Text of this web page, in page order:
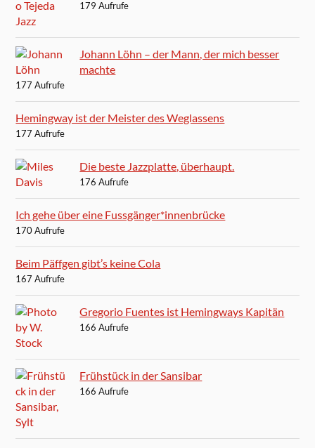
179 Aufrufe
Johann Löhn – der Mann, der mich besser
machte
177 Aufrufe
Hemingway ist der Meister des Weglassens
177 Aufrufe
Die beste Jazzplatte, überhaupt.
176 Aufrufe
Ich gehe über eine Fussgänger*innenbrücke
170 Aufrufe
Beim Päffgen gibt’s keine Cola
167 Aufrufe
Gregorio Fuentes ist Hemingways Kapitän
166 Aufrufe
Frühstück in der Sansibar
166 Aufrufe